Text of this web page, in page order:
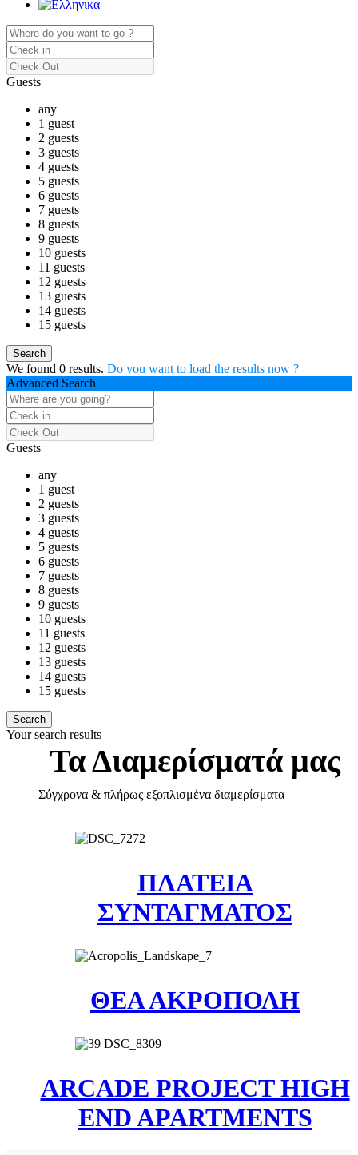
Guests
any
1 guest
2 guests
3 guests
4 guests
5 guests
6 guests
7 guests
8 guests
9 guests
10 guests
11 guests
12 guests
13 guests
14 guests
15 guests
We found 0 results. Do you want to load the results now ?
Advanced Search
Guests
any
1 guest
2 guests
3 guests
4 guests
5 guests
6 guests
7 guests
8 guests
9 guests
10 guests
11 guests
12 guests
13 guests
14 guests
15 guests
Your search results
Τα Διαμερίσματά μας
Σύγχρονα & πλήρως εξοπλισμένα διαμερίσματα
ΠΛΑΤΕΙΑ
ΣΥΝΤΑΓΜΑΤΟΣ
ΘΕΑ ΑΚΡΟΠΟΛΗ
ARCADE PROJECT HIGH
END APARTMENTS